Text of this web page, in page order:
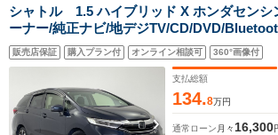
リングストップ/バッ
クモニター
位モニター/車線逸脱
防止支援システム/シ
ート 合皮
シャトル 1.5 ハイブリッド X ホンダセン
ーナー/純正ナビ/地デジTV/CD/DVD/
クカメラ/ETC/前席シートヒーター/パドルシ
ティブクルーズコントロール/レーンキープア
地仕様/LEDヘッドライト/禁煙車
販売店保証 購入プラン付 オンライン相談可 360°画像付
支払総額
134.8万円
通常ローン 月々 16,300